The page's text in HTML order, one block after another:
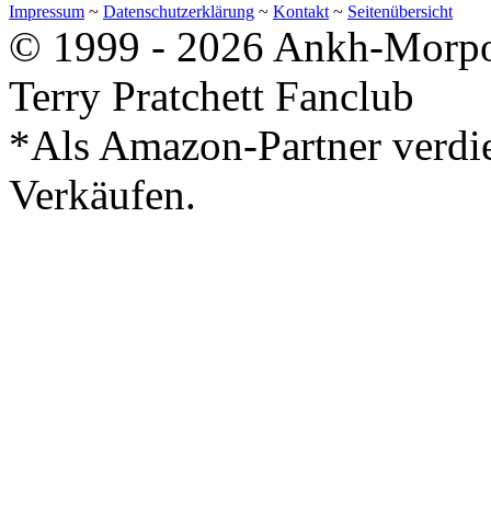
Impressum ~ Datenschutzerklärung ~ Kontakt ~ Seitenübersicht
© 1999 - 2026 Ankh-
Terry Pratchett Fanclub
*Als Amazon-Partner
Verkäufen.